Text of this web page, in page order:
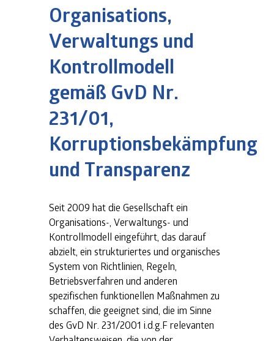
Organisations,
Verwaltungs und
Kontrollmodell
gemäß GvD Nr.
231/01,
Korruptionsbekämpfung
und Transparenz
Seit 2009 hat die Gesellschaft ein
Organisations-, Verwaltungs- und
Kontrollmodell eingeführt, das darauf
abzielt, ein strukturiertes und organisches
System von Richtlinien, Regeln,
Betriebsverfahren und anderen
spezifischen funktionellen Maßnahmen zu
schaffen, die geeignet sind, die im Sinne
des GvD Nr. 231/2001 i.d.g.F relevanten